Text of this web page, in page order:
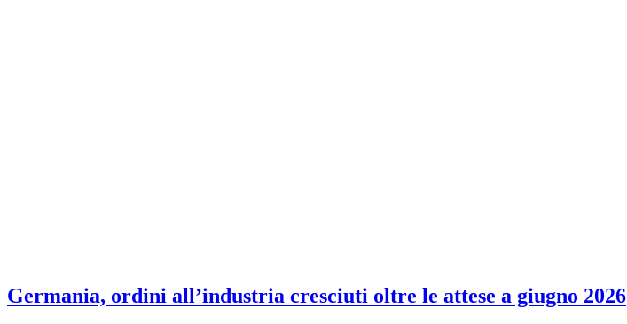
Germania, ordini all’industria cresciuti oltre le attese a giugno 2026